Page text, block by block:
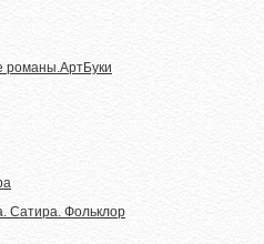
романы.АртБуки
Сатира. Фольклор